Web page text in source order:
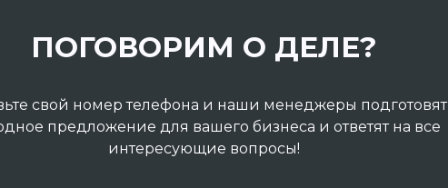
ПОГОВОРИМ О ДЕЛЕ?
свой номер телефона и наши менеджеры подготовят
предложение для вашего бизнеса и ответят на все
интересующие вопросы!